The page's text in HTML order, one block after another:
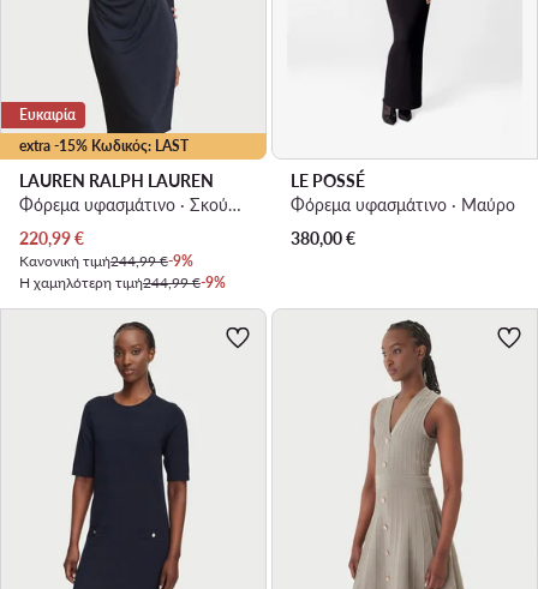
extra -15% Κωδικός: LAST
Ευκαιρία
LAUREN RALPH LAUREN
Φόρεμα υφασμάτινο · Σκούρο μπλε · Midi
Τρέχουσα τιμή
220,99€
Κανονική τιμή244,99 €-9%
Η χαμηλότερη τιμή244,99 €-9%
LE POSSÉ
Φόρεμα υφασμάτινο · Μαύρο
380,00€